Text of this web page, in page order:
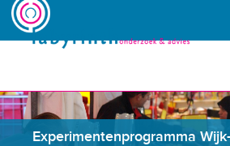
Experimentenprogramma